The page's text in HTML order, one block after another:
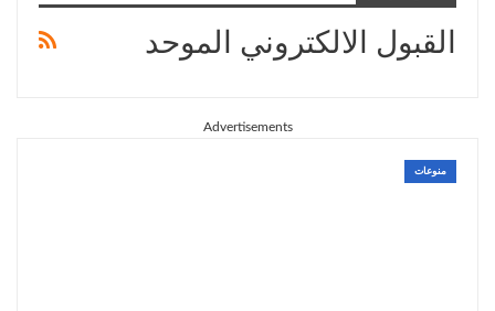
القبول الالكتروني الموحد
Advertisements
منوعات